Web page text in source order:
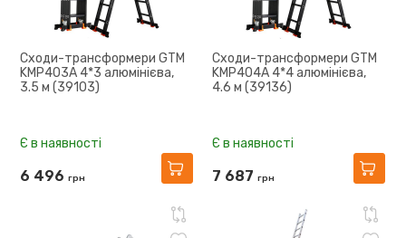
Сходи-трансформери GTM
KMP403A 4*3 алюмінієва,
3.5 м (39103)
Є в наявності
6 496 грн
Сходи-трансформери GTM
KMP404A 4*4 алюмінієва,
4.6 м (39136)
Є в наявності
7 687 грн